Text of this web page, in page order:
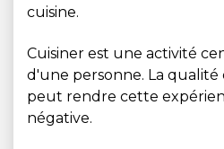
cuisine.
Cuisiner est une activité
d'une personne. La qualité
peut rendre cette
négative.